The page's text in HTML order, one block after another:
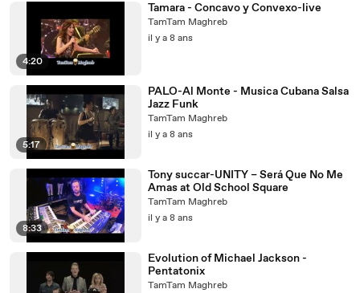
4:20
Tamara - Concavo y Convexo-live
TamTam Maghreb
il y a 8 ans
5:17
PALO-Al Monte - Musica Cubana Salsa
Jazz Funk
TamTam Maghreb
il y a 8 ans
8:33
Tony succar-UNITY – Será Que No Me
Amas at Old School Square
TamTam Maghreb
il y a 8 ans
Evolution of Michael Jackson -
Pentatonix
TamTam Maghreb